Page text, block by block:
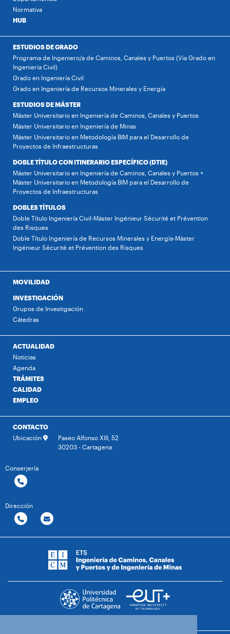
Normativa
HUB
ESTUDIOS DE GRADO
Programa de Ingeniero/a de Caminos, Canales y Puertos (Vía Grado en
Ingeniería Civil)
Grado en Ingeniería Civil
Grado en Ingeniería de Recursos Minerales y Energía
ESTUDIOS DE MÁSTER
Máster Universitario en Ingeniería de Caminos, Canales y Puertos
Máster Universitario en Ingeniería de Minas
Máster Universitario en Metodología BIM para el Desarrollo de
Proyectos de Infraestructuras
DOBLE TÍTULO CON ITINERARIO ESPECÍFICO (DTIE)
Máster Universitario en Ingeniería de Caminos, Canales y Puertos +
Máster Universitario en Metodología BIM para el Desarrollo de
Proyectos de Infraestructuras
DOBLES TÍTULOS
Doble Título Ingeniería Civil-Máster Ingénieur Sécurité et Prévention
des Risques
Doble Título Ingeniería de Recursos Minerales y Energía-Máster
Ingénieur Sécurité et Prévention des Risques
MOVILIDAD
INVESTIGACIÓN
Grupos de Investigación
Cátedras
ACTUALIDAD
Noticias
Agenda
TRÁMITES
CALIDAD
EMPLEO
CONTACTO
Ubicación
Paseo Alfonso XIII, 52
30203 - Cartagena
Conserjería
Dirección